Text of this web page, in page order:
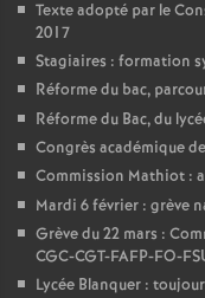
Texte adopté par le
2017
Stagiaires : formation
Réforme du bac,
Réforme du Bac, du
Congrès académique
Commission Mathiot :
Mardi 6 février : grève
Grève du 22 mars :
CGC-CGT-FAFP-FO-
Lycée Blanquer :